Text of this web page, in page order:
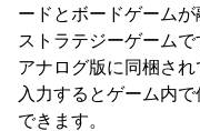
ードとボードゲーム
ストラテジーゲームで
アナログ版に同梱さ
入力するとゲーム内
できます。